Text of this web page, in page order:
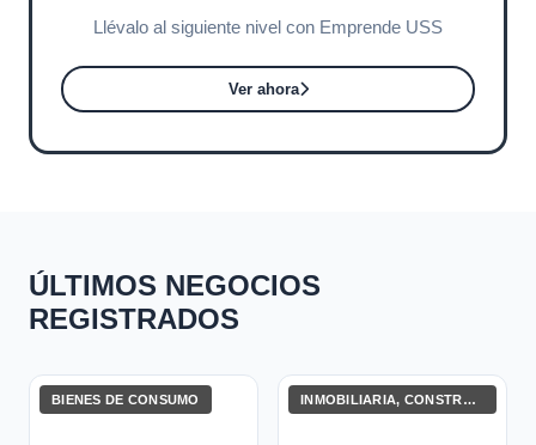
Llévalo al siguiente nivel con Emprende USS
Ver ahora
ÚLTIMOS NEGOCIOS
REGISTRADOS
BIENES DE CONSUMO INMOBILIARIA, CONSTRUCCIÓN E INGENIERÍA